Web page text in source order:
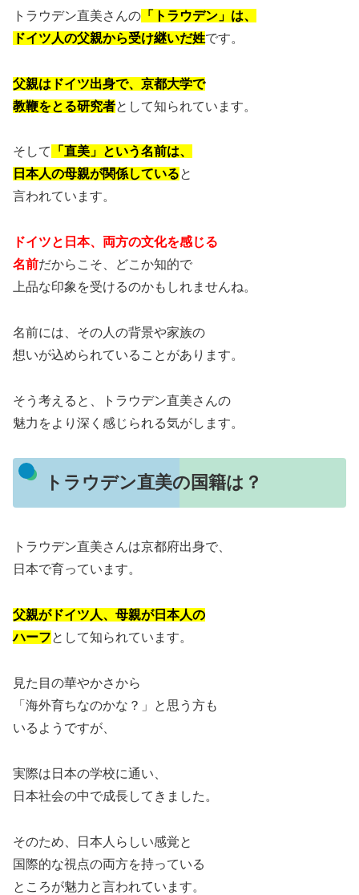
トラウデン直美さんの 「トラウデン」は、
ドイツ人の父親から受け継いだ姓です。
父親はドイツ出身で、京都大学で
教鞭をとる研究者として知られています。
そして
「直美」という名前は、
日本人の母親が関係していると
言われています。
ドイツと日本、両方の文化を感じる
名前だからこそ、どこか知的で
上品な印象を受けるのかもしれませんね。
名前には、その人の背景や家族の
想いが込められていることがあります。
そう考えると、トラウデン直美さんの
魅力をより深く感じられる気がします。
トラウデン直美の国籍は？
トラウデン直美さんは京都府出身で、
日本で育っています。
父親がドイツ人、母親が日本人の
ハーフとして知られています。
見た目の華やかさから
「海外育ちなのかな？」と思う方も
いるようですが、
実際は日本の学校に通い、
日本社会の中で成長してきました。
そのため、日本人らしい感覚と
国際的な視点の両方を持っている
ところが魅力と言われています。